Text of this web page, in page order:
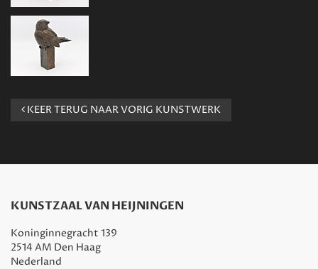
KEER TERUG NAAR VORIG KUNSTWERK
KUNSTZAAL VAN HEIJNINGEN
Koninginnegracht 139
2514 AM Den Haag
Nederland